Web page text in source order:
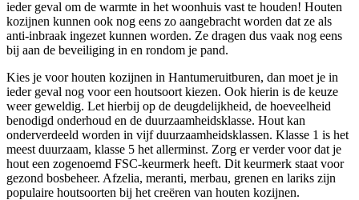
ieder geval om de warmte in het woonhuis vast te houden! Houten
kozijnen kunnen ook nog eens zo aangebracht worden dat ze als
anti-inbraak ingezet kunnen worden. Ze dragen dus vaak nog eens
bij aan de beveiliging in en rondom je pand.
Kies je voor houten kozijnen in Hantumeruitburen, dan moet je in
ieder geval nog voor een houtsoort kiezen. Ook hierin is de keuze
weer geweldig. Let hierbij op de deugdelijkheid, de hoeveelheid
benodigd onderhoud en de duurzaamheidsklasse. Hout kan
onderverdeeld worden in vijf duurzaamheidsklassen. Klasse 1 is het
meest duurzaam, klasse 5 het allerminst. Zorg er verder voor dat je
hout een zogenoemd FSC-keurmerk heeft. Dit keurmerk staat voor
gezond bosbeheer. Afzelia, meranti, merbau, grenen en lariks zijn
populaire houtsoorten bij het creëren van houten kozijnen.